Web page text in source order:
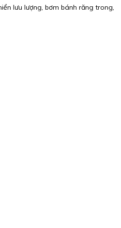
lưu lượng, bơm bánh răng trong,